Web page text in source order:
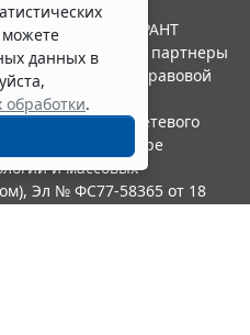
данных в
обработки.
Система ГАРАНТ
"Гарант" и ее партнеры
ассоциации правовой
в качестве сетевого
по надзору в сфере
и массовых
Эл № ФС77-58365 от 18